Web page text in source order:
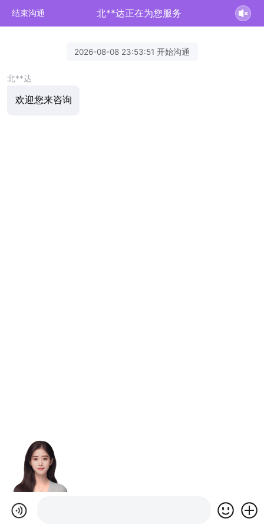
结束沟通 北**达正在为您服务
2026-08-08 23:53:51 开始沟通
北**达
欢迎您来咨询